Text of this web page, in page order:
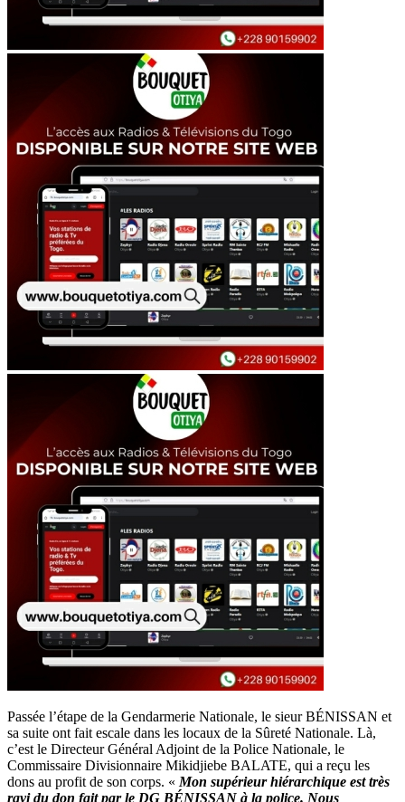
Passée l’étape de la Gendarmerie Nationale, le sieur BÉNISSAN et
sa suite ont fait escale dans les locaux de la Sûreté Nationale. Là,
c’est le Directeur Général Adjoint de la Police Nationale, le
Commissaire Divisionnaire Mikidjiebe BALATE, qui a reçu les
dons au profit de son corps. « Mon supérieur hiérarchique est très
ravi du don fait par le DG BÉNISSAN à la police. Nous